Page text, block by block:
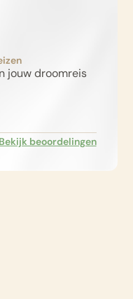
jouw droomreis
Bekijk beoordelingen